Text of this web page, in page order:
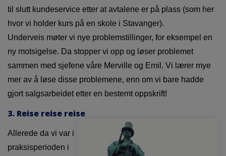
til slutt kundeservice etter at avtalene er på plass (som her
hvor vi holder kurs på en skole i Stavanger).
Underveis møter vi nye problemstillinger, for eksempel en
ny motsigelse. Da stopper vi opp og løser problemet
sammen med sjefene våre Merville og Emil. Vi lærer mye
mer av å løse disse problemene, enn om vi bare hadde
gjort salgsarbeidet etter en bestemt oppskrift!
3. Reise reise reise
Allerede da vi var i
praksisperioden i